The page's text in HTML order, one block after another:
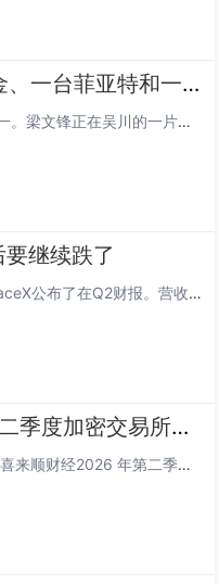
梁文锋青年往事：八万本金、一台菲亚特和一个人的长征
作者：Sleepy2025年1月27日，星期一。梁文锋正在吴川的一片球场上，和几个初中同学踢球。七天前，DeepSeek-R1发布。七天后，消息越过太平洋，在美国资本市场掀起震荡。英伟达股价单日跌去超过16%，市值蒸发近六千亿美元。美国媒体...
继续跌了
今天美股交易结束后，万众瞩目的SpaceX公布了在Q2财报。营收78.14亿美元，同比增长92%，市场预期69.3亿，超了约9亿。净亏损从去年同期的10.08亿收窄到5.41亿。每股亏9美分，而市场预期是亏26美分。经营亏损从9.7亿收窄到...
TokenInsight：2026年第二季度加密交易所报告
来源：TokenInsight；编译：Shaw，喜来顺财经2026 年第二季度，加密交易所行业从大范围去杠杆阶段迈入谨慎企稳周期。行业总交易量环比再度下滑 8%，至 16.5 万亿美元；但交易结构出现改善：现货交易量从 3.3 万亿美元回升...